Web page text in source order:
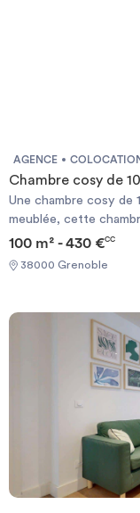
AGENCE
Chambre cosy de
Une chambre cosy de
meublée, cette
d’un confortable lit
La chambre compte
d’un espace de travail
logement, les
déjà compris dans le
100 m² - 430 €CC
38000 Grenoble